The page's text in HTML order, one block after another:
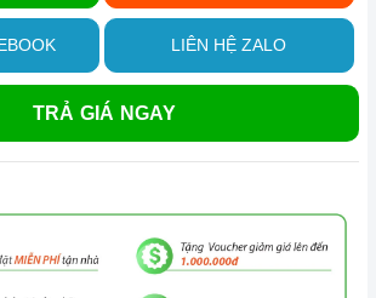
LIÊN HỆ ZALO
TRẢ GIÁ NGAY